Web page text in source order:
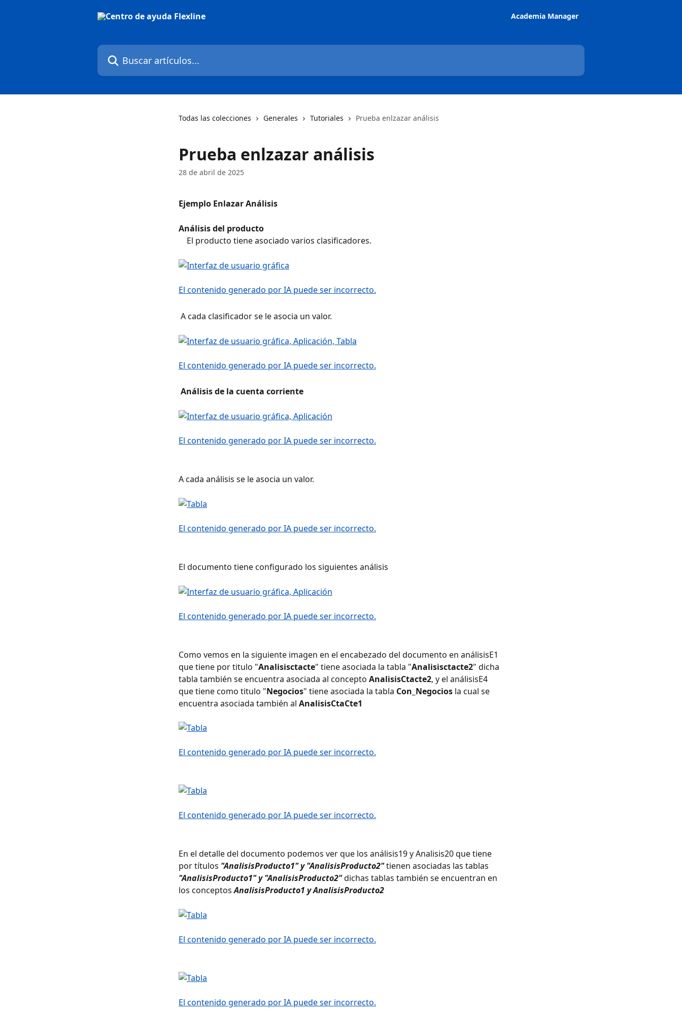
Academia Manager
Buscar artículos...
Todas las colecciones Generales Tutoriales Prueba enlzazar análisis
Prueba enlzazar análisis
28 de abril de 2025
Ejemplo Enlazar Análisis
Análisis del producto
    El producto tiene asociado varios clasificadores.
A cada clasificador se le asocia un valor.
Análisis de la cuenta corriente
A cada análisis se le asocia un valor.
El documento tiene configurado los siguientes análisis
Como vemos en la siguiente imagen en el encabezado del documento en análisisE1
que tiene por titulo "Analisisctacte" tiene asociada la tabla "Analisisctacte2" dicha
tabla también se encuentra asociada al concepto AnalisisCtacte2, y el análisisE4
que tiene como titulo "Negocios" tiene asociada la tabla Con_Negocios la cual se
encuentra asociada también al AnalisisCtaCte1
En el detalle del documento podemos ver que los análisis19 y Analisis20 que tiene
por títulos "AnalisisProducto1" y "AnalisisProducto2" tienen asociadas las tablas
"AnalisisProducto1" y "AnalisisProducto2" dichas tablas también se encuentran en
los conceptos AnalisisProducto1 y AnalisisProducto2